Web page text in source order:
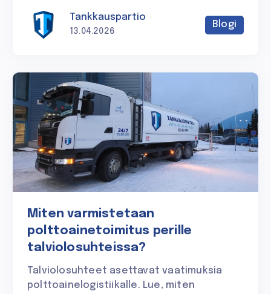
Tankkauspartio
13.04.2026
Blogi
Miten varmistetaan
polttoainetoimitus perille
talviolosuhteissa?
Talviolosuhteet asettavat vaatimuksia
polttoainelogistiikalle. Lue, miten